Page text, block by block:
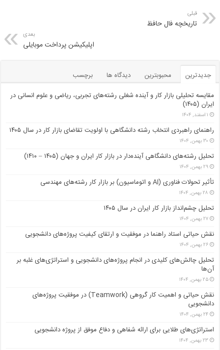
قبلی
تاریخچه فال حافظ
بعدی
اپلیکیشن پرداخت موبایلی
جدیدترین محبوبترین دیدگاه ها
برچسب
مقایسه تحلیلی بازار کار و آینده شغلی رشته‌های تجربی، ریاضی و علوم انسانی در
ایران (۱۴۰۵)
۱ اسفند, ۱۴۰۴
راهنمای راهبردی انتخاب رشته دانشگاهی با اولویت تقاضای بازار کار در سال ۱۴۰۵
۳۰ بهمن, ۱۴۰۴
تحلیل رشته‌های دانشگاهی آینده‌دار در بازار کار ایران و جهان (۱۴۰۵ – ۱۴۱۰)
۲۹ بهمن, ۱۴۰۴
تأثیر تحولات فناوری (AI و اتوماسیون) بر بازار کار رشته‌های مهندسی
۲۸ بهمن, ۱۴۰۴
تحلیل چشم‌انداز بازار کار ایران در سال ۱۴۰۵
۲۷ بهمن, ۱۴۰۴
نقش حیاتی استاد راهنما در موفقیت و ارتقای کیفیت پروژه‌های دانشجویی
۲۶ بهمن, ۱۴۰۴
تحلیل چالش‌های کلیدی در انجام پروژه‌های دانشجویی و استراتژی‌های غلبه بر
آن‌ها
۲۵ بهمن, ۱۴۰۴
نقش حیاتی و اهمیت کار گروهی (Teamwork) در موفقیت پروژه‌های
دانشجویی
۲۴ بهمن, ۱۴۰۴
استراتژی‌های طلایی برای ارائه شفاهی و دفاع موفق از پروژه دانشجویی
۲۳ بهمن, ۱۴۰۴